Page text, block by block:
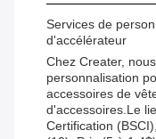
Services de
d'accélérateur
Chez Creater,
personnalisation
accessoires de
d'accessoires.Le
Certification